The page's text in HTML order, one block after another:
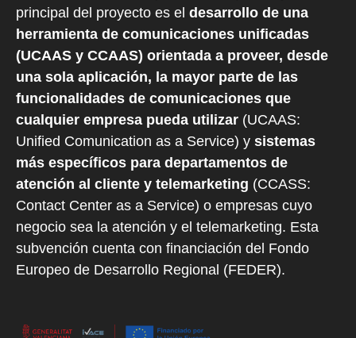
principal del proyecto es el desarrollo de una
herramienta de comunicaciones unificadas
(UCAAS y CCAAS) orientada a proveer, desde
una sola aplicación, la mayor parte de las
funcionalidades de comunicaciones que
cualquier empresa pueda utilizar (UCAAS:
Unified Comunication as a Service) y sistemas
más específicos para departamentos de
atención al cliente y telemarketing (CCASS:
Contact Center as a Service) o empresas cuyo
negocio sea la atención y el telemarketing. Esta
subvención cuenta con financiación del Fondo
Europeo de Desarrollo Regional (FEDER).